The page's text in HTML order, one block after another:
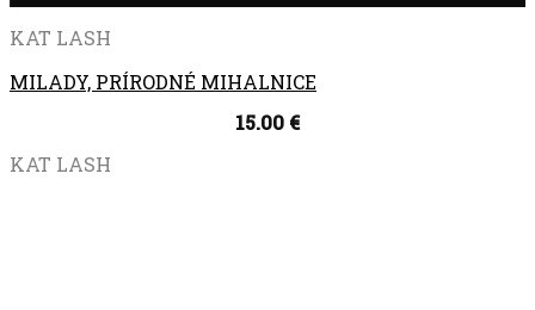
KAT LASH
MILADY, PRÍRODNÉ MIHALNICE
15.00 €
KAT LASH